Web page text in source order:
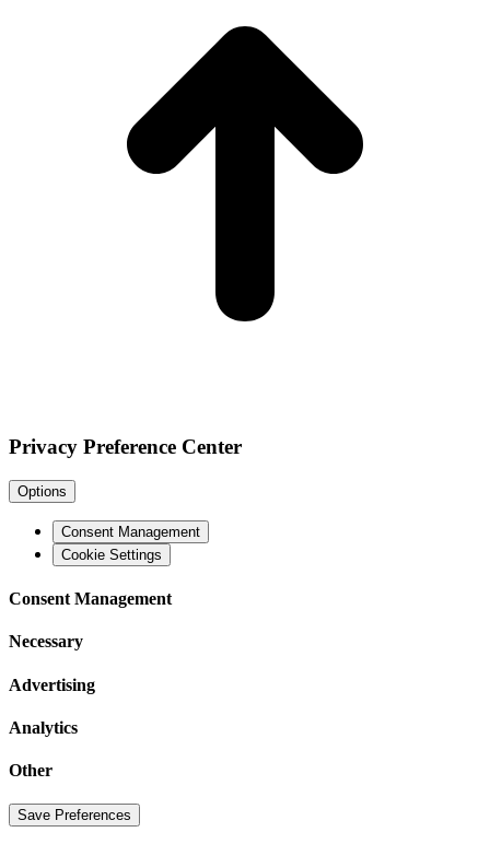
Privacy Preference Center
Options
Consent Management
Cookie Settings
Consent Management
Necessary
Advertising
Analytics
Other